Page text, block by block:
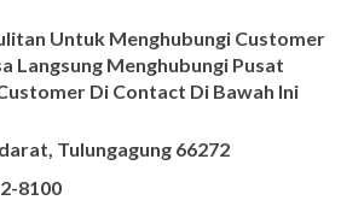
Untuk Menghubungi Customer
Langsung Menghubungi Pusat
Tulungagung 66272